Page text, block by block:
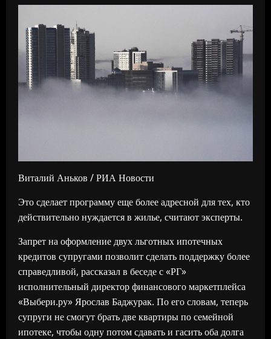
Виталий Аньков / РИА Новости
Это сделает программу еще более адресной для тех, кто
действительно нуждается в жилье, считают эксперты.
Запрет на оформление двух льготных ипотечных
кредитов супругами позволит сделать поддержку более
справедливой, рассказал в беседе с «РГ»
исполнительный директор финансового маркетплейса
«Выбери.ру» Ярослав Баджурак. По его словам, теперь
супруги не смогут брать две квартиры по семейной
ипотеке, чтобы одну потом сдавать и гасить оба долга